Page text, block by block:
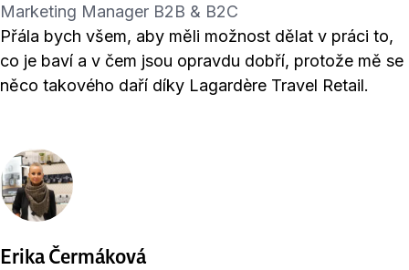
Marketing Manager B2B & B2C
Přála bych všem, aby měli možnost dělat v práci to,
co je baví a v čem jsou opravdu dobří, protože mě se
něco takového daří díky Lagardère Travel Retail.
Erika Čermáková